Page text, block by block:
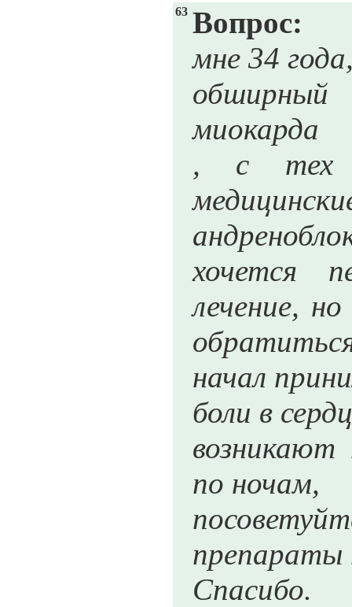
63 Вопрос:
мне 34
миокарда
, с тех
хочется
лечение,
начал
боли в
возникают
по ночам,
препараты
Спасибо.